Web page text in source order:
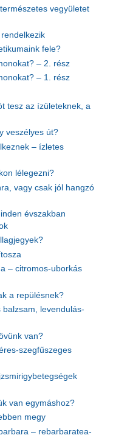
vegyületet
fele?
– 2. rész
– 1. rész
tesz az ízületeknek, a
veszélyes út?
– ízletes
lélegezni?
vagy csak jól hangzó
évszakban
– citromos-uborkás
a repülésnek?
balzsam, levendulás-
van?
szegfűszeges
van egymáshoz?
megy
– rebarbaratea-